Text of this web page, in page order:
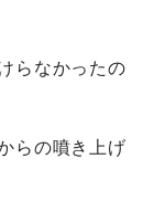
らなかったの
らの噴き上げ